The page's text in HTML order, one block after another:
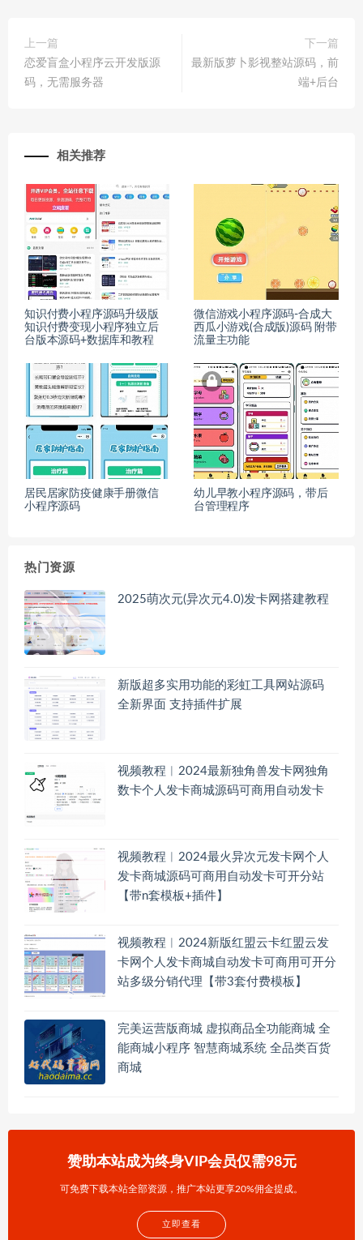
上一篇
恋爱盲盒小程序云开发版源
码，无需服务器
下一篇
最新版萝卜影视整站源码，前
端+后台
相关推荐
知识付费小程序源码升级版
知识付费变现小程序独立后
台版本源码+数据库和教程
微信游戏小程序源码-合成大
西瓜小游戏(合成版)源码 附带
流量主功能
居民居家防疫健康手册微信
小程序源码
幼儿早教小程序源码，带后
台管理程序
热门资源
2025萌次元(异次元4.0)发卡网搭建教程
新版超多实用功能的彩虹工具网站源码
全新界面 支持插件扩展
视频教程︱2024最新独角兽发卡网独角
数卡个人发卡商城源码可商用自动发卡
视频教程︱2024最火异次元发卡网个人
发卡商城源码可商用自动发卡可开分站
【带n套模板+插件】
视频教程︱2024新版红盟云卡红盟云发
卡网个人发卡商城自动发卡可商用可开分
站多级分销代理【带3套付费模板】
完美运营版商城 虚拟商品全功能商城 全
能商城小程序 智慧商城系统 全品类百货
商城
赞助本站成为终身VIP会员仅需98元
可免费下载本站全部资源，推广本站更享20%佣金提成。
立即查看